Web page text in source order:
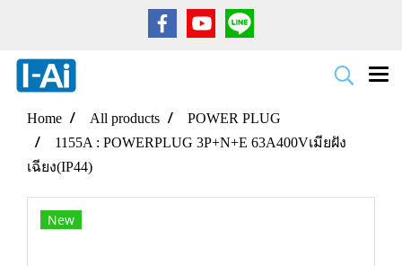
Home All products
POWER PLUG
1155A : POWERPLUG 3P+N+E 63A400Vเมียฝัง
เฉียง(IP44)
New